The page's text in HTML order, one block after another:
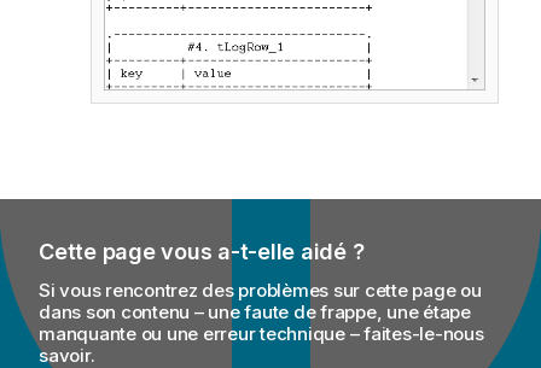
Cette page vous a-t-elle aidé ?
Si vous rencontrez des problèmes sur cette page ou
dans son contenu – une faute de frappe, une étape
manquante ou une erreur technique – faites-le-nous
savoir.